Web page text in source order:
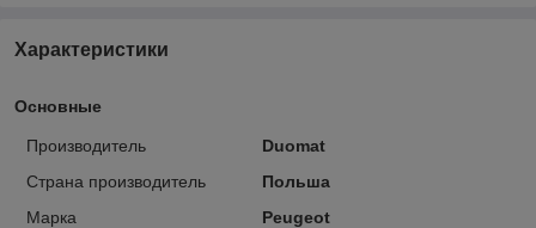
Характеристики
Основные
Производитель
Duomat
Страна производитель
Польша
Марка
Peugeot